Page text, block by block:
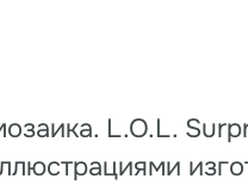
L.O.L.